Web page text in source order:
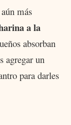
más
a la
absorban
agregar un
para darles